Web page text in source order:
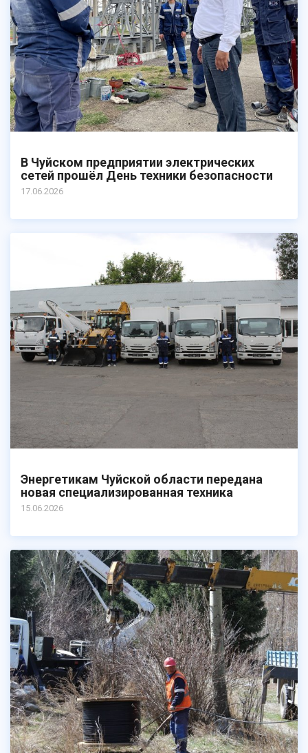
В Чуйском предприятии электрических
сетей прошёл День техники безопасности
17.06.2026
Энергетикам Чуйской области передана
новая специализированная техника
15.06.2026